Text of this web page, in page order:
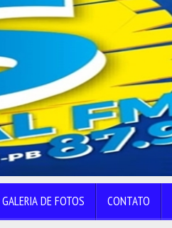
GALERIA DE FOTOS CONTATO